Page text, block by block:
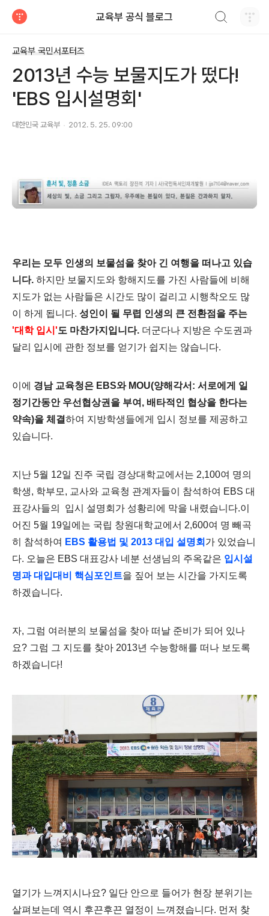
교육부 공식 블로그
교육부 국민서포터즈
2013년 수능 보물지도가 떴다!
'EBS 입시설명회'
대한민국 교육부 2012. 5. 25. 09:00
우리는 모두 인생의 보물섬을 찾아 긴 여행을 떠나고 있습
니다. 하지만 보물지도와 항해지도를 가진 사람들에 비해
지도가 없는 사람들은 시간도 많이 걸리고 시행착오도 많
이 하게 됩니다. 성인이 될 무렵 인생의 큰 전환점을 주는
'대학 입시'도 마찬가지입니다. 더군다나 지방은 수도권과
달리 입시에 관한 정보를 얻기가 쉽지는 않습니다.
이에 경남 교육청은 EBS와 MOU(양해각서: 서로에게 일
정기간동안 우선협상권을 부여, 배타적인 협상을 한다는
약속)을 체결하여 지방학생들에게 입시 정보를 제공하고
있습니다.
지난 5월 12일 진주 국립 경상대학교에서는 2,100여 명의
학생, 학부모, 교사와 교육청 관계자들이 참석하여 EBS 대
표강사들의 입시 설명회가 성황리에 막을 내렸습니다.이
어진 5월 19일에는 국립 창원대학교에서 2,600여 명 빼곡
히 참석하여 EBS 활용법 및 2013 대입 설명회 가 있었습니
다. 오늘은 EBS 대표강사 네분 선생님의 주옥같은 입시설
명과 대입대비 핵심포인트을 짚어 보는 시간을 가지도록
하겠습니다.
자, 그럼 여러분의 보물섬을 찾아 떠날 준비가 되어 있나
요? 그럼 그 지도를 찾아 2013년 수능항해를 떠나 보도록
하겠습니다!
열기가 느껴지시나요? 일단 안으로 들어가 현장 분위기는
살펴보는데 역시 후끈후끈 열정이 느껴졌습니다. 먼저 찾